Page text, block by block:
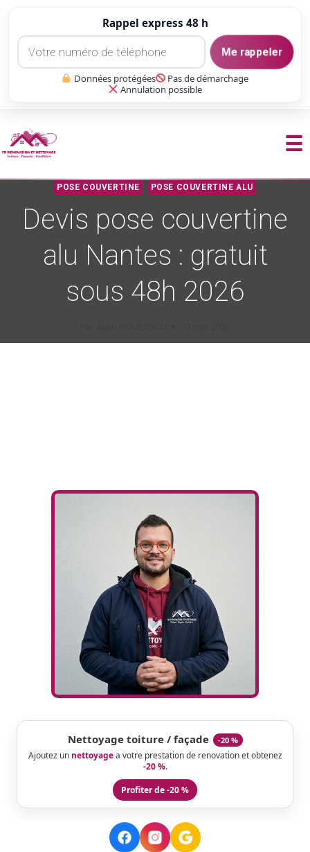
Rappel express 48 h
Me rappeler
Données protégées
Pas de démarchage
Annulation possible
☰
contenu
POSE COUVERTINE POSE COUVERTINE ALU
Devis pose couvertine
alu Nantes : gratuit
sous 48h 2026
Nettoyage toiture / façade -20 %
Ajoutez un nettoyagea votre prestation de renovation et obtenez
-20 %.
Profiter de -20 %